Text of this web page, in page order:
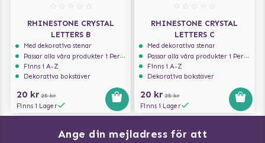
RHINESTONE CRYSTAL
LETTERS B
Med dekorativa stenar
Passar alla våra produkter i Personalize serien
Finns i A-Z
Dekorativa bokstäver
20 kr 25 kr
Finns i Lager
RHINESTONE CRYSTAL
LETTERS C
Med dekorativa stenar
Passar alla våra produkter i Personalize serien
Finns i A-Z
Dekorativa bokstäver
20 kr 25 kr
Finns i Lager
Ange din mejladress för att